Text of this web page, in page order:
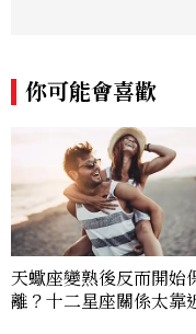
視
貌
你可能會喜歡
天蠍座變熟後反而開始
離？十二星座關係太靠